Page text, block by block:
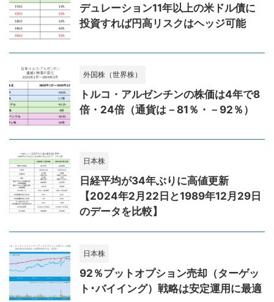
デュレーション11年以上の米ドル債に
投資すれば円高リスクはヘッジ可能
外国株（世界株）
トルコ・アルゼンチンの株価は4年で8
倍・24倍（通貨は－81％・－92％）
日本株
日経平均が34年ぶりに高値更新
【2024年2月22日と1989年12月29日
のデータを比較】
日本株
92％プットオプション売却（ターゲッ
ト･バイイング）戦略は安定運用に最適